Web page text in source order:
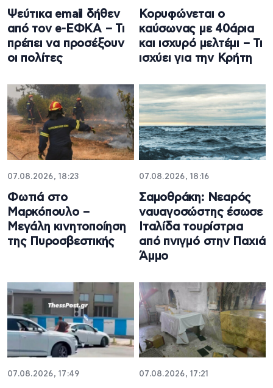
Ψεύτικα email δήθεν
από τον e-ΕΦΚΑ – Τι
πρέπει να προσέξουν
οι πολίτες
Κορυφώνεται ο
καύσωνας με 40άρια
και ισχυρό μελτέμι – Τι
ισχύει για την Κρήτη
07.08.2026, 18:23
Φωτιά στο
Μαρκόπουλο –
Μεγάλη κινητοποίηση
της Πυροσβεστικής
07.08.2026, 18:16
Σαμοθράκη: Νεαρός
ναυαγοσώστης έσωσε
Ιταλίδα τουρίστρια
από πνιγμό στην Παχιά
Άμμο
07.08.2026, 17:49 07.08.2026, 17:21